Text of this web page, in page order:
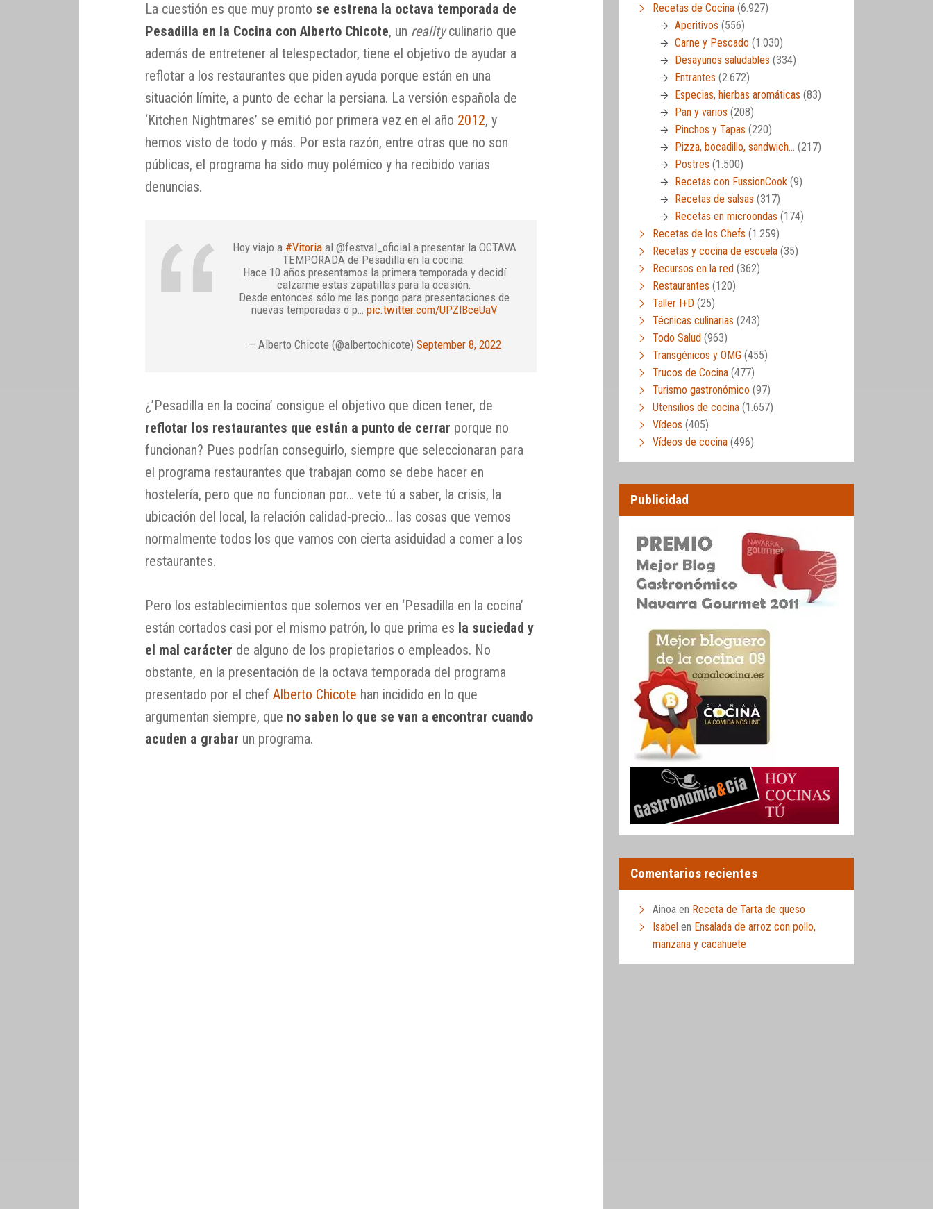
La cuestión es que muy pronto se estrena la octava temporada de
Pesadilla en la Cocina con Alberto Chicote, un realityculinario que
además de entretener al telespectador, tiene el objetivo de ayudar a
reflotar a los restaurantes que piden ayuda porque están en una
situación límite, a punto de echar la persiana. La versión española de
‘Kitchen Nightmares’ se emitió por primera vez en el año 2012, y
hemos visto de todo y más. Por esta razón, entre otras que no son
públicas, el programa ha sido muy polémico y ha recibido varias
denuncias.
Hoy viajo a #Vitoriaal @festval_oficial a presentar la OCTAVA
TEMPORADA de Pesadilla en la cocina.
Hace 10 años presentamos la primera temporada y decidí
calzarme estas zapatillas para la ocasión.
Desde entonces sólo me las pongo para presentaciones de
nuevas temporadas o p… pic.twitter.com/UPZIBceUaV
— Alberto Chicote (@albertochicote) September 8, 2022
¿’Pesadilla en la cocina’ consigue el objetivo que dicen tener, de
reflotar los restaurantes que están a punto de cerrar porque no
funcionan? Pues podrían conseguirlo, siempre que seleccionaran para
el programa restaurantes que trabajan como se debe hacer en
hostelería, pero que no funcionan por… vete tú a saber, la crisis, la
ubicación del local, la relación calidad-precio… las cosas que vemos
normalmente todos los que vamos con cierta asiduidad a comer a los
restaurantes.
Pero los establecimientos que solemos ver en ‘Pesadilla en la cocina’
están cortados casi por el mismo patrón, lo que prima es la suciedad y
el mal carácter de alguno de los propietarios o empleados. No
obstante, en la presentación de la octava temporada del programa
presentado por el chefAlberto Chicote han incidido en lo que
argumentan siempre, que no saben lo que se van a encontrar cuando
acuden a grabar un programa.
Recetas de Cocina (6.927)
Aperitivos (556)
Carne y Pescado (1.030)
Desayunos saludables (334)
Entrantes (2.672)
Especias, hierbas aromáticas (83)
Pan y varios (208)
Pinchos y Tapas (220)
Pizza, bocadillo, sandwich… (217)
Postres (1.500)
Recetas con FussionCook (9)
Recetas de salsas (317)
Recetas en microondas (174)
Recetas de los Chefs (1.259)
Recetas y cocina de escuela (35)
Recursos en la red (362)
Restaurantes (120)
Taller I+D (25)
Técnicas culinarias (243)
Todo Salud (963)
Transgénicos y OMG (455)
Trucos de Cocina (477)
Turismo gastronómico (97)
Utensilios de cocina (1.657)
Vídeos (405)
Vídeos de cocina (496)
Publicidad
Comentarios recientes
Ainoa en Receta de Tarta de queso
Isabel en Ensalada de arroz con pollo,
manzana y cacahuete